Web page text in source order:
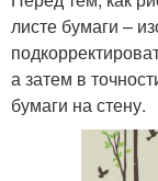
листе бумаги –
а затем в
бумаги на стену.